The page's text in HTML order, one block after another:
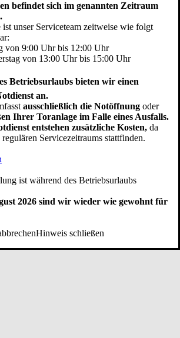
befindet sich im genannten Zeitraum
unser Serviceteam zeitweise wie folgt
von 9:00 Uhr bis 12:00 Uhr
von 13:00 Uhr bis 15:00 Uhr
Betriebsurlaubs bieten wir einen
an.
ausschließlich die Notöffnung oder
Ihrer Toranlage im Falle eines Ausfalls.
entstehen zusätzliche Kosten, da
regulären Servicezeitraums stattfinden.
ist während des Betriebsurlaubs
2026 sind wir wieder wie gewohnt für
Hinweis schließen